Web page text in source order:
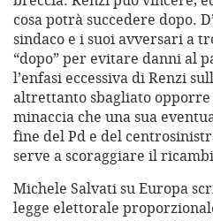
cosa potrà succedere dopo.
sindaco e i suoi avversari a
“dopo” per evitare danni al
l’enfasi eccessiva di Renzi
altrettanto sbagliato
minaccia che una sua
fine del Pd e del
serve a scoraggiare il
Michele Salvati su Europa
legge elettorale